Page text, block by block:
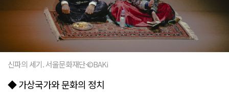
신파의 세기. 서울문화재단·©BAKi
◆ 가상국가와 문화의 정치